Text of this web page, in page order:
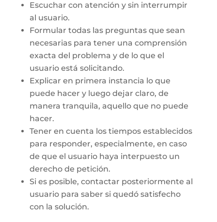
Escuchar con atención y sin interrumpir
al usuario.
Formular todas las preguntas que sean
necesarias para tener una comprensión
exacta del problema y de lo que el
usuario está solicitando.
Explicar en primera instancia lo que
puede hacer y luego dejar claro, de
manera tranquila, aquello que no puede
hacer.
Tener en cuenta los tiempos establecidos
para responder, especialmente, en caso
de que el usuario haya interpuesto un
derecho de petición.
Si es posible, contactar posteriormente al
usuario para saber si quedó satisfecho
con la solución.